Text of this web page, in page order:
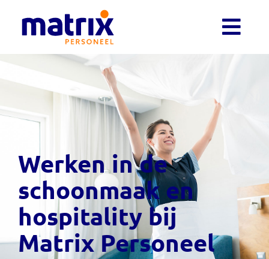
Werken in de
schoonmaak en
hospitality bij
Matrix Personeel